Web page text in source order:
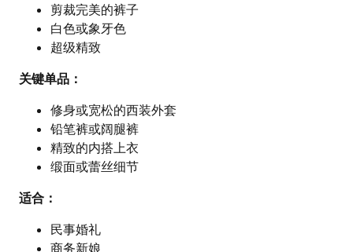
剪裁完美的裤子
白色或象牙色
超级精致
关键单品：
修身或宽松的西装外套
铅笔裤或阔腿裤
精致的内搭上衣
缎面或蕾丝细节
适合：
民事婚礼
商务新娘